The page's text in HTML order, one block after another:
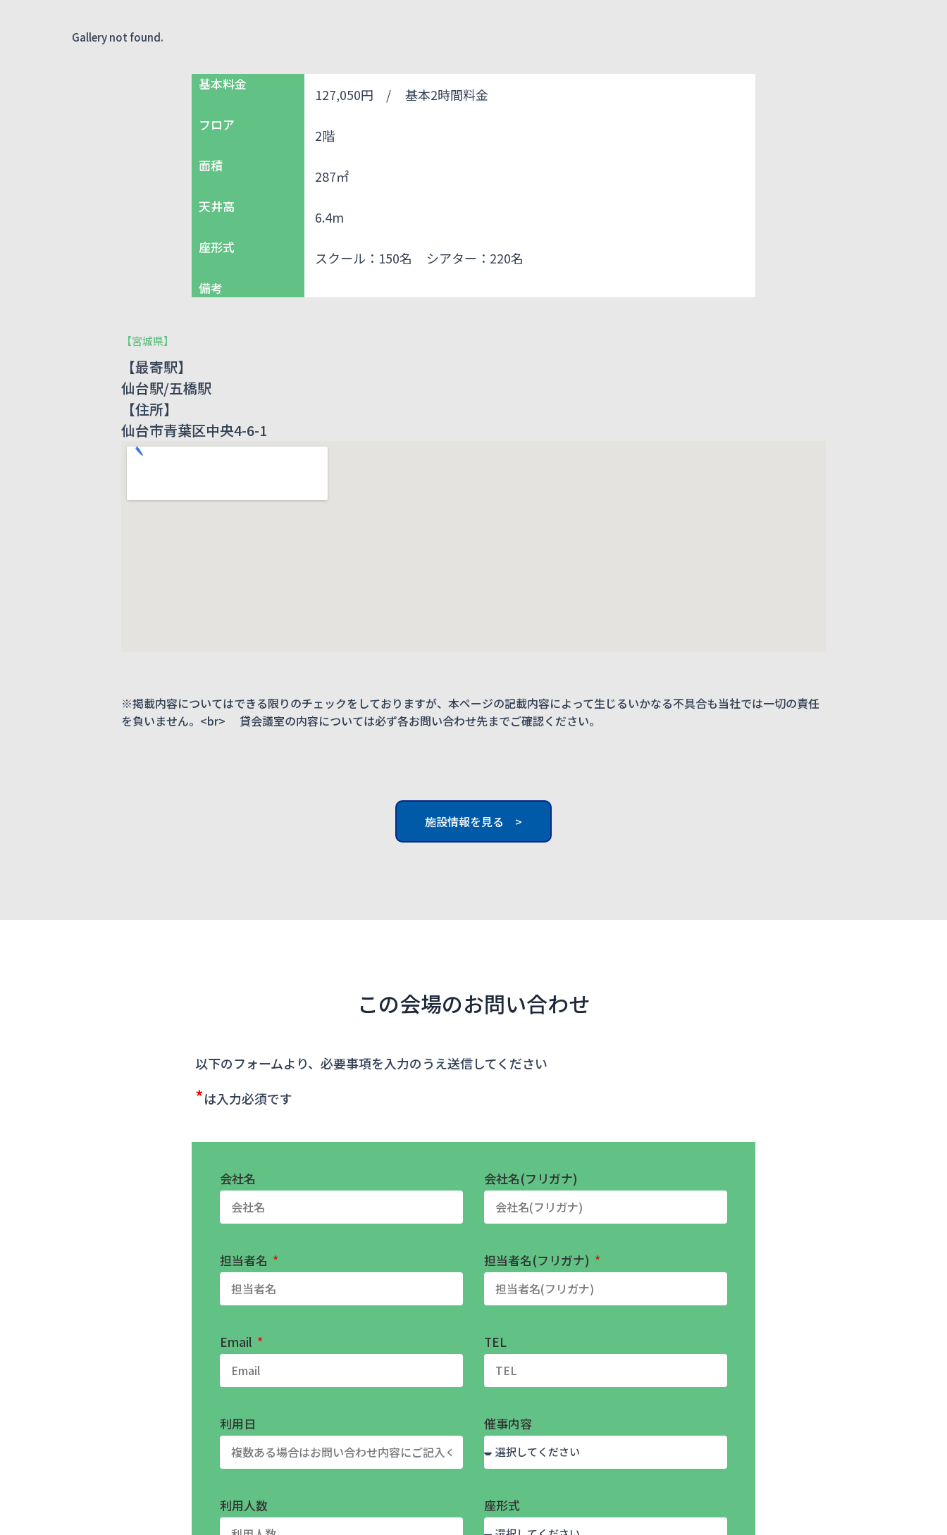
Gallery not found.
基本料金
127,050円 / 基本2時間料金
フロア
2階
面積
287㎡
天井高
6.4m
座形式
スクール：150名 シアター：220名
備考
【宮城県】
【最寄駅】
仙台駅/五橋駅
【住所】
仙台市青葉区中央4-6-1
※掲載内容についてはできる限りのチェックをしておりますが、本ページの記載内容によって生じるいかなる不具合も当社では一切の責任
を負いません。<br> 貸会議室の内容については必ず各お問い合わせ先までご確認ください。
施設情報を見る >
この会場のお問い合わせ
以下のフォームより、必要事項を入力のうえ送信してください
*は入力必須です
会社名 会社名(フリガナ)
担当者名 担当者名(フリガナ)
Email TEL
利用日 催事内容
利用人数 座形式